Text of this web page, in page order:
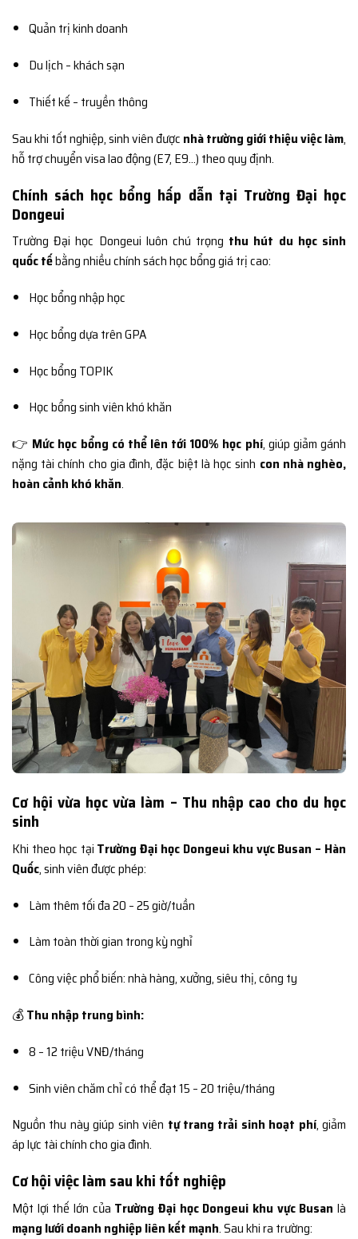
Quản trị kinh doanh
Du lịch – khách sạn
Thiết kế – truyền thông
Sau khi tốt nghiệp, sinh viên được nhà trường giới thiệu việc làm,
hỗ trợ chuyển visa lao động (E7, E9…) theo quy định.
Chính sách học bổng hấp dẫn tại Trường Đại học
Dongeui
Trường Đại học Dongeui luôn chú trọng thu hút du học sinh
quốc tếbằng nhiều chính sách học bổng giá trị cao:
Học bổng nhập học
Học bổng dựa trên GPA
Học bổng TOPIK
Học bổng sinh viên khó khăn
👉 Mức học bổng có thể lên tới 100% học phí, giúp giảm gánh
nặng tài chính cho gia đình, đặc biệt là học sinh con nhà nghèo,
hoàn cảnh khó khăn.
Cơ hội vừa học vừa làm – Thu nhập cao cho du học
sinh
Khi theo học tại Trường Đại học Dongeui khu vực Busan – Hàn
Quốc, sinh viên được phép:
Làm thêm tối đa 20 – 25 giờ/tuần
Làm toàn thời gian trong kỳ nghỉ
Công việc phổ biến: nhà hàng, xưởng, siêu thị, công ty
💰Thu nhập trung bình:
8 – 12 triệu VNĐ/tháng
Sinh viên chăm chỉ có thể đạt 15 – 20 triệu/tháng
Nguồn thu này giúp sinh viên tự trang trải sinh hoạt phí, giảm
áp lực tài chính cho gia đình.
Cơ hội việc làm sau khi tốt nghiệp
Một lợi thế lớn của Trường Đại học Dongeui khu vực Busan là
mạng lưới doanh nghiệp liên kết mạnh. Sau khi ra trường: